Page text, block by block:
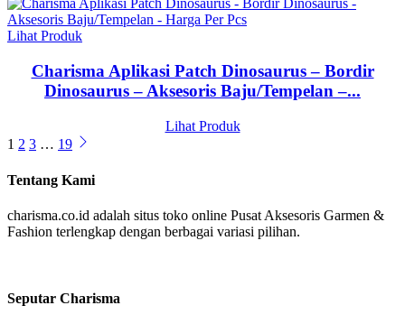
Lihat Produk
Charisma Aplikasi Patch Dinosaurus – Bordir
Dinosaurus – Aksesoris Baju/Tempelan –...
Lihat Produk
1 2 3 … 19
Tentang Kami
charisma.co.id adalah situs toko online Pusat Aksesoris Garmen &
Fashion terlengkap dengan berbagai variasi pilihan.
Seputar Charisma